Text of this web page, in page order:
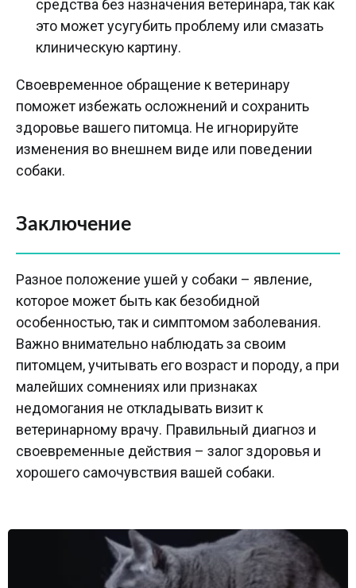
средства без назначения ветеринара, так как
это может усугубить проблему или смазать
клиническую картину.
Своевременное обращение к ветеринару
поможет избежать осложнений и сохранить
здоровье вашего питомца. Не игнорируйте
изменения во внешнем виде или поведении
собаки.
Заключение
Разное положение ушей у собаки – явление,
которое может быть как безобидной
особенностью, так и симптомом заболевания.
Важно внимательно наблюдать за своим
питомцем, учитывать его возраст и породу, а при
малейших сомнениях или признаках
недомогания не откладывать визит к
ветеринарному врачу. Правильный диагноз и
своевременные действия – залог здоровья и
хорошего самочувствия вашей собаки.